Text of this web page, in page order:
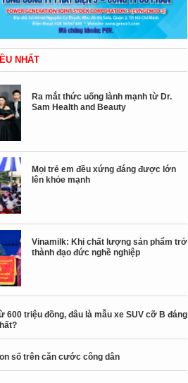
NHẤT
Ra mắt thức uống lành mạnh từ Dr.
Sam Health and Beauty
Mọi trẻ em đều xứng đáng được lớn
lên khỏe mạnh
Vinamilk: Khi chất lượng sản phẩm trở
thành đạo đức nghề nghiệp
600 triệu đồng, đâu là mẫu xe SUV cỡ B đáng
số trên căn cước công dân